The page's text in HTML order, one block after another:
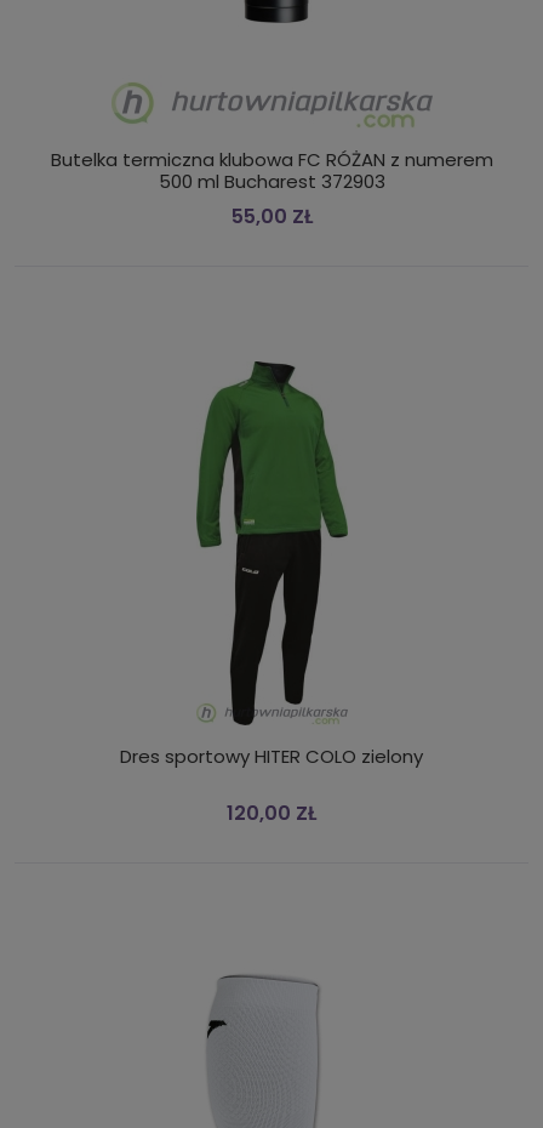
Butelka termiczna klubowa FC RÓŻAN z numerem
500 ml Bucharest 372903
55,00 ZŁ
Dres sportowy HITER COLO zielony
120,00 ZŁ